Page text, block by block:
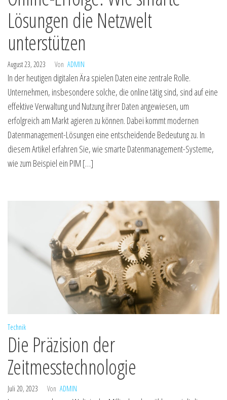
Lösungen die Netzwelt
unterstützen
August 23, 2023 Von ADMIN
In der heutigen digitalen Ära spielen Daten eine zentrale Rolle.
Unternehmen, insbesondere solche, die online tätig sind, sind auf eine
effektive Verwaltung und Nutzung ihrer Daten angewiesen, um
erfolgreich am Markt agieren zu können. Dabei kommt modernen
Datenmanagement-Lösungen eine entscheidende Bedeutung zu. In
diesem Artikel erfahren Sie, wie smarte Datenmanagement-Systeme,
wie zum Beispiel ein PIM […]
Technik
Die Präzision der
Zeitmesstechnologie
Juli 20, 2023 Von ADMIN